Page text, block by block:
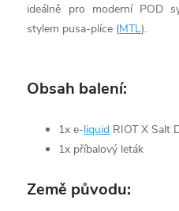
ideálně pro moderní POD
stylem pusa-plíce (MTL).
Obsah balení:
1x e-liquid RIOT X Salt
1x příbalový leták
Země původu: